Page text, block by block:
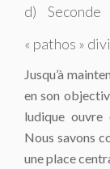
d)
« pathos »
Jusqu’à
en son
ludique
Nous savons
une place